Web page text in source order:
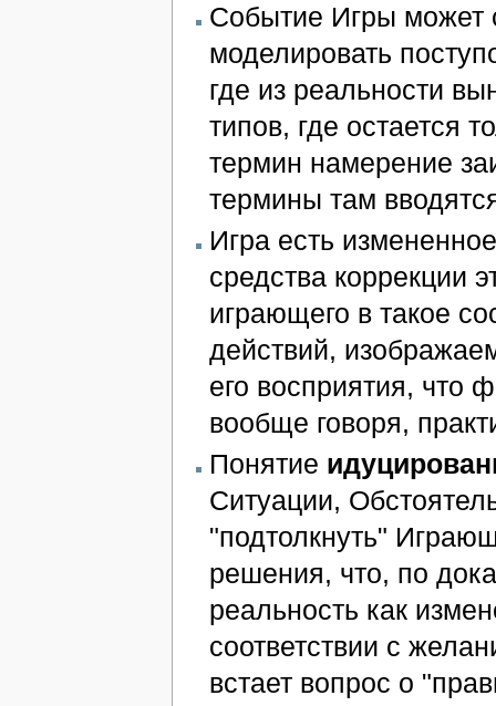
Событие Игры может
моделировать
где из реальности
типов, где остается
термин намерение
термины там
Игра есть
средства коррекции
играющего в такое
действий,
его восприятия, что
вообще говоря,
Понятие
Ситуации,
"подтолкнуть"
решения, что, по
реальность как
соответствии с
встает вопрос о